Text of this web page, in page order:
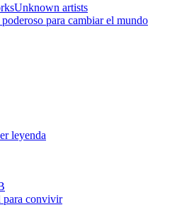
Unknown artists
para cambiar el mundo
leyenda
para convivir